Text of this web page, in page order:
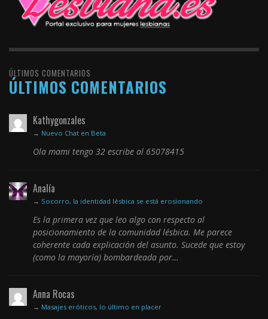
ÚLTIMOS COMENTARIOS
ÚLTIMOS COMENTARIOS
Kathygonzales
→ Nuevo Chat en Beta
Ola mami tengo 32 escribe al 65078415
Analía
→ Socorro, la identidad lésbica se está erosionando
Es la primera vez que leo algo con respecto al
posicionamiento de la comunidad lésbica. Me parece
coherente cada explicación del asunto. Sucede que estoy
(como la mayoría) bombardeada por…
Anna Rocas
→ Masajes eróticos, lo último en placer